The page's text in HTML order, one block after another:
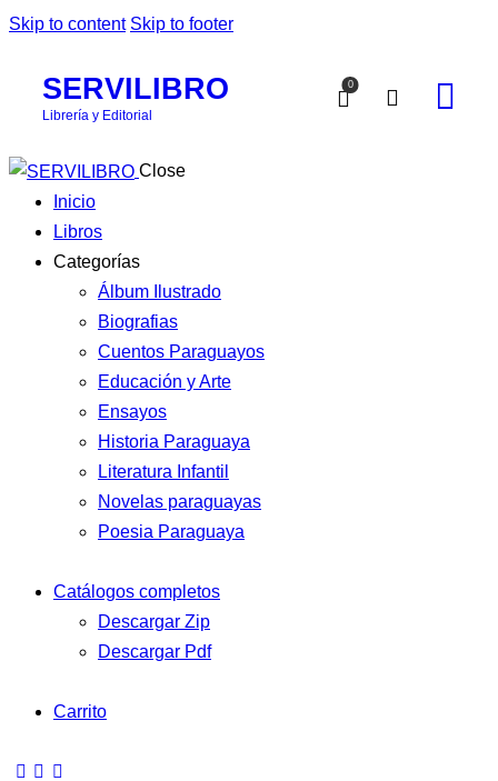
Skip to content Skip to footer
SERVILIBRO
Librería y Editorial
0
Close
Inicio
Libros
Categorías
Álbum Ilustrado
Biografias
Cuentos Paraguayos
Educación y Arte
Ensayos
Historia Paraguaya
Literatura Infantil
Novelas paraguayas
Poesia Paraguaya
Catálogos completos
Descargar Zip
Descargar Pdf
Carrito